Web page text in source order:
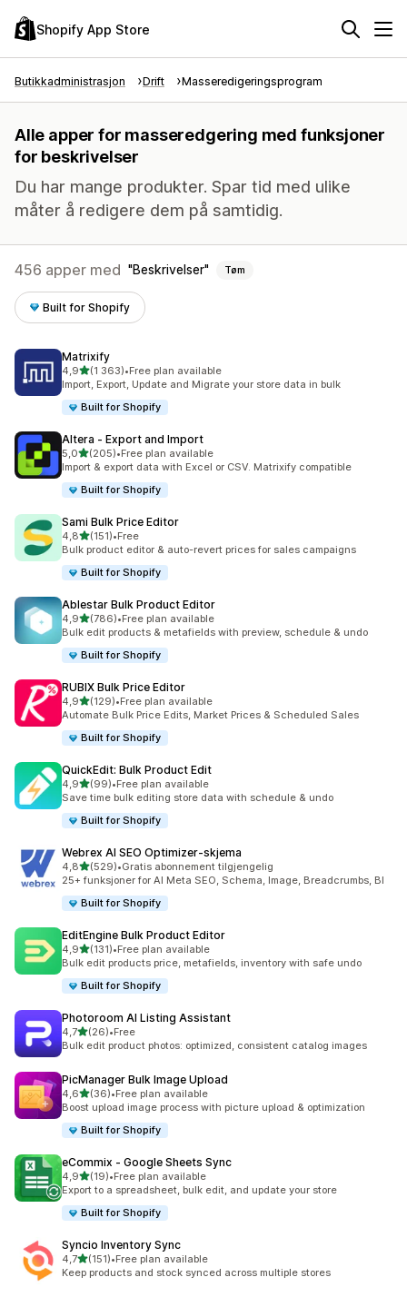
Shopify App Store
Butikkadministrasjon Drift Masseredigeringsprogram
Alle apper for masseredgering med funksjoner
for beskrivelser
Du har mange produkter. Spar tid med ulike
måter å redigere dem på samtidig.
456 apper med Beskrivelser Tøm
Built for Shopify
Matrixify
4,9av 5 stjerner
(1 363)
Totalt 1363 omtaler
•Free plan available
Import, Export, Update and Migrate your store data in bulk
Built for Shopify
Altera ‑ Export and Import
5,0av 5 stjerner
(205)
Totalt 205 omtaler
•Free plan available
Import & export data with Excel or CSV. Matrixify compatible
Built for Shopify
Sami Bulk Price Editor
4,8av 5 stjerner
(151)
Totalt 151 omtaler
•Free
Bulk product editor & auto-revert prices for sales campaigns
Built for Shopify
Ablestar Bulk Product Editor
4,9av 5 stjerner
(786)
Totalt 786 omtaler
•Free plan available
Bulk edit products & metafields with preview, schedule & undo
Built for Shopify
RUBIX Bulk Price Editor
4,9av 5 stjerner
(129)
Totalt 129 omtaler
•Free plan available
Automate Bulk Price Edits, Market Prices & Scheduled Sales
Built for Shopify
QuickEdit: Bulk Product Edit
4,9av 5 stjerner
(99)
Totalt 99 omtaler
•Free plan available
Save time bulk editing store data with schedule & undo
Built for Shopify
Webrex AI SEO Optimizer‑skjema
4,8av 5 stjerner
(529)
Totalt 529 omtaler
•Gratis abonnement tilgjengelig
25+ funksjoner for AI Meta SEO, Schema, Image, Breadcrumbs, Bl
Built for Shopify
EditEngine Bulk Product Editor
4,9av 5 stjerner
(131)
Totalt 131 omtaler
•Free plan available
Bulk edit products price, metafields, inventory with safe undo
Built for Shopify
Photoroom AI Listing Assistant
4,7av 5 stjerner
(26)
Totalt 26 omtaler
•Free
Bulk edit product photos: optimized, consistent catalog images
PicManager Bulk Image Upload
4,6av 5 stjerner
(36)
Totalt 36 omtaler
•Free plan available
Boost upload image process with picture upload & optimization
Built for Shopify
eCommix ‑ Google Sheets Sync
4,9av 5 stjerner
(19)
Totalt 19 omtaler
•Free plan available
Export to a spreadsheet, bulk edit, and update your store
Built for Shopify
Syncio Inventory Sync
4,7av 5 stjerner
(151)
Totalt 151 omtaler
•Free plan available
Keep products and stock synced across multiple stores